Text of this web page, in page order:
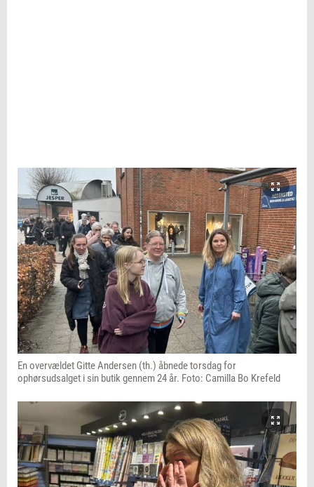
En overvældet Gitte Andersen (th.) åbnede torsdag for
ophørsudsalget i sin butik gennem 24 år. Foto: Camilla Bo Krefeld